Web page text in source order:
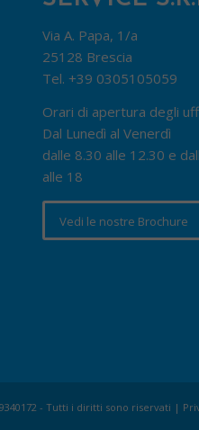
Via A. Papa, 1/a
25128 Brescia
Tel. +39 0305105059
Orari di apertura degli
Dal Lunedì al Venerdì
dalle 8.30 alle 12.30 e
alle 18
Vedi le nostre Brochure
- Tutti i diritti sono riservati |